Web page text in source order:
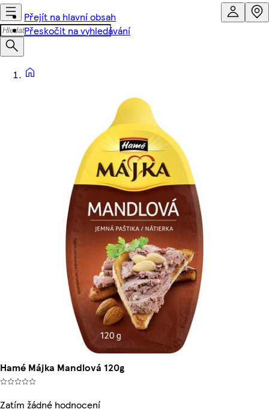
Přejít na hlavní obsah
Přeskočit na vyhledávání
Hamé Májka Mandlová 120g
Zatím žádné hodnocení